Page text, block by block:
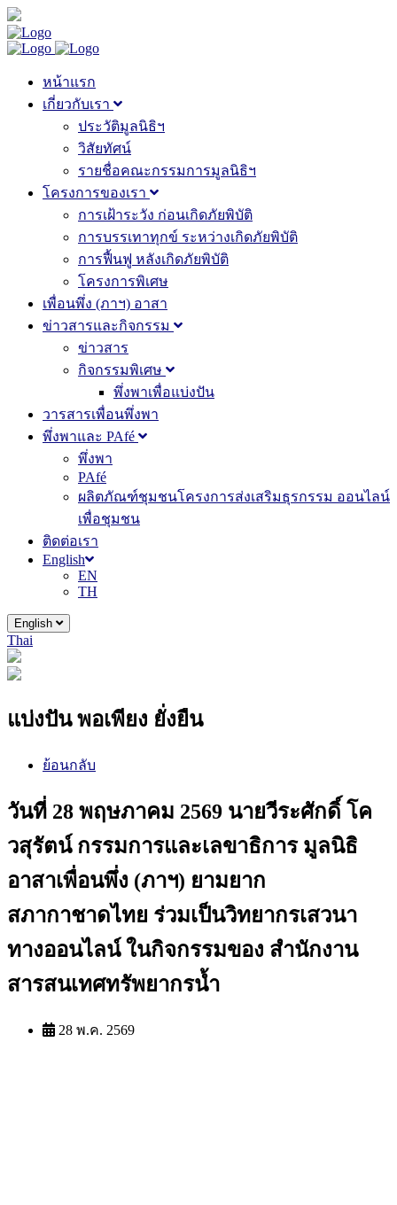
หน้าแรก
เกี่ยวกับเรา
ประวัติมูลนิธิฯ
วิสัยทัศน์
รายชื่อคณะกรรมการมูลนิธิฯ
โครงการของเรา
การเฝ้าระวัง ก่อนเกิดภัยพิบัติ
การบรรเทาทุกข์ ระหว่างเกิดภัยพิบัติ
การฟื้นฟู หลังเกิดภัยพิบัติ
โครงการพิเศษ
เพื่อนพึ่ง (ภาฯ) อาสา
ข่าวสารและกิจกรรม
ข่าวสาร
กิจกรรมพิเศษ
พึ่งพาเพื่อแบ่งปัน
วารสารเพื่อนพึ่งพา
พึ่งพาและ PAfé
พึ่งพา
PAfé
ผลิตภัณฑ์ชุมชนโครงการส่งเสริมธุรกรรม ออนไลน์
เพื่อชุมชน
ติดต่อเรา
English
EN
TH
English
Thai
แบ่งปัน พอเพียง ยั่งยืน
ย้อนกลับ
วันที่ 28 พฤษภาคม 2569 นายวีระศักดิ์ โค
วสุรัตน์ กรรมการและเลขาธิการ มูลนิธิ
อาสาเพื่อนพึ่ง (ภาฯ) ยามยาก
สภากาชาดไทย ร่วมเป็นวิทยากรเสวนา
ทางออนไลน์ ในกิจกรรมของ สำนักงาน
สารสนเทศทรัพยากรน้ำ
28 พ.ค. 2569